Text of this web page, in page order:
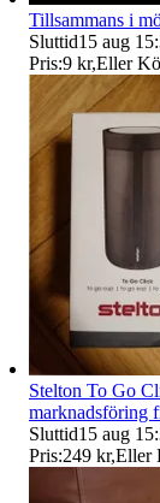
Tillsammans i
Sluttid15 aug
Pris:9 kr,Eller
Stelton To Go
marknadsföring
Sluttid15 aug
Pris:249 kr,Eller